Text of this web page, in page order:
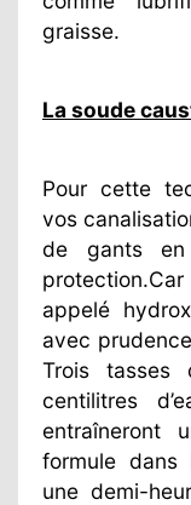
graisse.
La soude
Pour cette
vos
de gants
appelé
avec
Trois
centilitres
entraîneront
formule dans
une demi-